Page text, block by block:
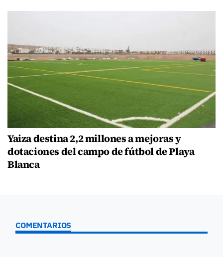
Yaiza destina 2,2 millones a mejoras y
dotaciones del campo de fútbol de Playa
Blanca
COMENTARIOS